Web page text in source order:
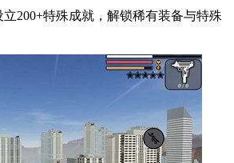
200+特殊成就，解锁稀有装备与特殊